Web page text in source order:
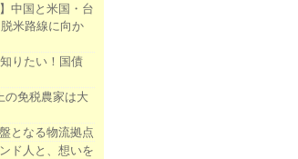
中国と米国・台
米路線に向か
りたい！国債
の免税農家は大
となる物流拠点
ド人と、想いを